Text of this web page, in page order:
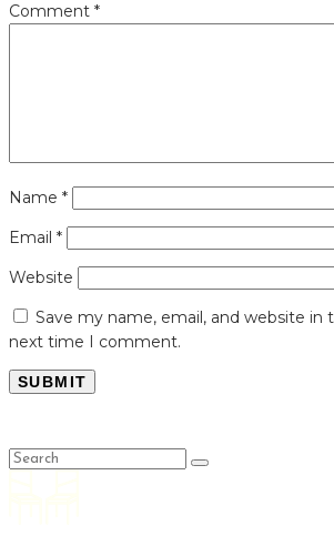
Comment *
Name *
Email *
Website
Save my name, email, and website in
next time I comment.